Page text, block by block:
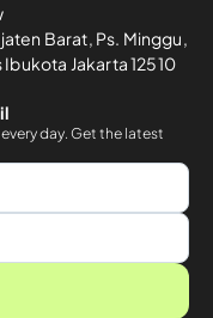
Barat, Ps. Minggu,
Jakarta 12510
day. Get the latest